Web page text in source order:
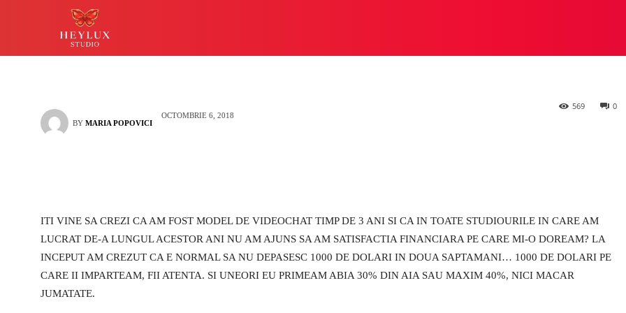
abia la Heylux
BY MARIA POPOVICI
OCTOMBRIE 6, 2018
0
569
ITI VINE SA CREZI CA AM FOST MODEL DE VIDEOCHAT TIMP DE 3 ANI SI CA IN TOATE STUDIOURILE IN CARE AM
LUCRAT DE-A LUNGUL ACESTOR ANI NU AM AJUNS SA AM SATISFACTIA FINANCIARA PE CARE MI-O DOREAM? LA
INCEPUT AM CREZUT CA E NORMAL SA NU DEPASESC 1000 DE DOLARI IN DOUA SAPTAMANI… 1000 DE DOLARI PE
CARE II IMPARTEAM, FII ATENTA. SI UNEORI EU PRIMEAM ABIA 30% DIN AIA SAU MAXIM 40%, NICI MACAR
JUMATATE.